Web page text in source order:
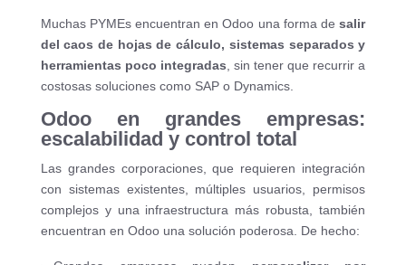
Muchas PYMEs encuentran en Odoo una forma desalir
del caos de hojas de cálculo, sistemas separados y
herramientas poco integradas , sin tener que recurrir a
costosas soluciones como SAP o Dynamics.
Odoo en grandes empresas:
escalabilidad y control total
Las grandes corporaciones, que requieren integración
con sistemas existentes, múltiples usuarios, permisos
complejos y una infraestructura más robusta, también
encuentran en Odoo una solución poderosa. De hecho: